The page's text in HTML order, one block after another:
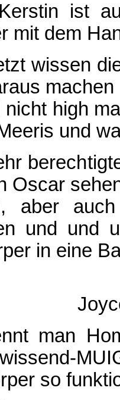
ist
mit dem
wissen
high
und
Oscar
aber
und und
in eine
man
so